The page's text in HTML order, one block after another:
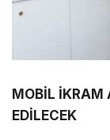
MOBİL İKRAM
EDİLECEK